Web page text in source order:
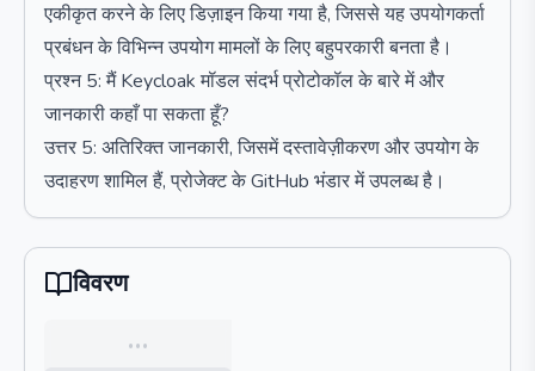
एकीकृत करने के लिए डिज़ाइन किया गया है, जिससे यह उपयोगकर्ता
प्रबंधन के विभिन्न उपयोग मामलों के लिए बहुपरकारी बनता है।
प्रश्न 5: मैं Keycloak मॉडल संदर्भ प्रोटोकॉल के बारे में और
जानकारी कहाँ पा सकता हूँ?
उत्तर 5: अतिरिक्त जानकारी, जिसमें दस्तावेज़ीकरण और उपयोग के
उदाहरण शामिल हैं, प्रोजेक्ट के GitHub भंडार में उपलब्ध है।
विवरण
…